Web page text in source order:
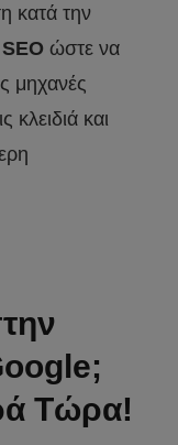
κατά την
SEO ώστε να
μηχανές
κλειδιά και
Τώρα!